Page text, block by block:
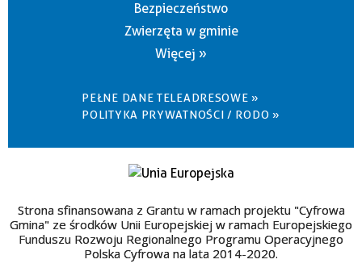
Bezpieczeństwo
Zwierzęta w gminie
Więcej »
PEŁNE DANE TELEADRESOWE »
POLITYKA PRYWATNOŚCI / RODO »
Strona sfinansowana z Grantu w ramach projektu "Cyfrowa
Gmina" ze środków Unii Europejskiej w ramach Europejskiego
Funduszu Rozwoju Regionalnego Programu Operacyjnego
Polska Cyfrowa na lata 2014-2020.